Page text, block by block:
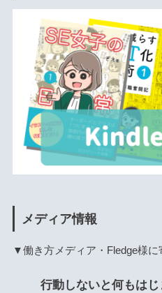
メディア情報
▼働き方メディア・Fledge様に
行動しないと何もは